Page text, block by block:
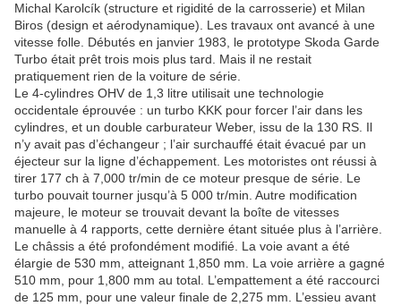
Michal Karolcík (structure et rigidité de la carrosserie) et Milan
Biros (design et aérodynamique). Les travaux ont avancé à une
vitesse folle. Débutés en janvier 1983, le prototype Skoda Garde
Turbo était prêt trois mois plus tard. Mais il ne restait
pratiquement rien de la voiture de série.
Le 4-cylindres OHV de 1,3 litre utilisait une technologie
occidentale éprouvée : un turbo KKK pour forcer l’air dans les
cylindres, et un double carburateur Weber, issu de la 130 RS. Il
n’y avait pas d’échangeur ; l’air surchauffé était évacué par un
éjecteur sur la ligne d’échappement. Les motoristes ont réussi à
tirer 177 ch à 7,000 tr/min de ce moteur presque de série. Le
turbo pouvait tourner jusqu’à 5 000 tr/min. Autre modification
majeure, le moteur se trouvait devant la boîte de vitesses
manuelle à 4 rapports, cette dernière étant située plus à l’arrière.
Le châssis a été profondément modifié. La voie avant a été
élargie de 530 mm, atteignant 1,850 mm. La voie arrière a gagné
510 mm, pour 1,800 mm au total. L’empattement a été raccourci
de 125 mm, pour une valeur finale de 2,275 mm. L’essieu avant